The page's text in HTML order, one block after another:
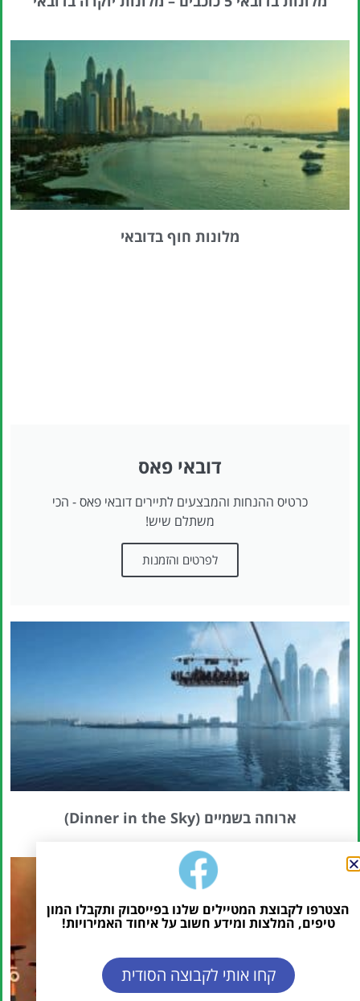
מלונות חוף בדובאי
דובאי פאס
כרטיס ההנחות והמבצעים לתיירים דובאי פאס - הכי
משתלם שיש!
לפרטים והזמנות
ארוחה בשמיים (Dinner in the Sky)
הצטרפו לקבוצת המטיילים שלנו בפייסבוק ותקבלו המון
טיפים, המלצות ומידע חשוב על איחוד האמירויות!
קחו אותי לקבוצה הסודית